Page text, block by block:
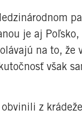
je aj
na to,
však
z